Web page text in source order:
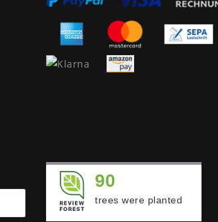
90
trees were planted